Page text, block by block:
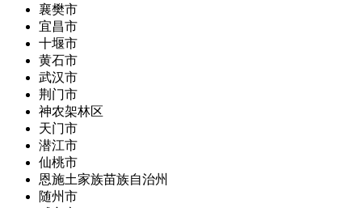
襄樊市
宜昌市
十堰市
黄石市
武汉市
荆门市
神农架林区
天门市
潜江市
仙桃市
恩施土家族苗族自治州
随州市